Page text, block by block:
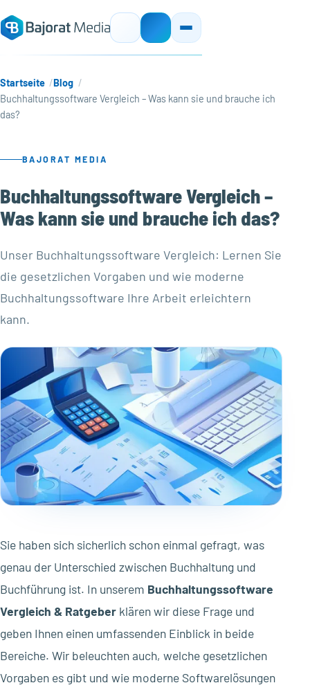
Startseite
Blog
Buchhaltungssoftware Vergleich – Was kann sie und brauche ich
das?
BAJORAT MEDIA
Buchhaltungssoftware Vergleich –
Was kann sie und brauche ich das?
Unser Buchhaltungssoftware Vergleich: Lernen Sie
die gesetzlichen Vorgaben und wie moderne
Buchhaltungssoftware Ihre Arbeit erleichtern
kann.
Sie haben sich sicherlich schon einmal gefragt, was
genau der Unterschied zwischen Buchhaltung und
Buchführung ist. In unserem Buchhaltungssoftware
Vergleich & Ratgeber klären wir diese Frage und
geben Ihnen einen umfassenden Einblick in beide
Bereiche. Wir beleuchten auch, welche gesetzlichen
Vorgaben es gibt und wie moderne Softwarelösungen